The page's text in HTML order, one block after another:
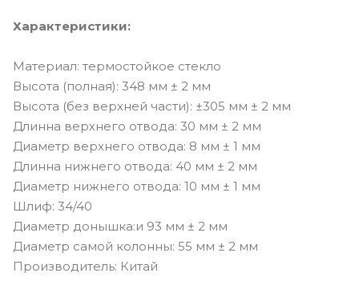
Характеристики:
Материал: термостойкое стекло
Высота (полная): 348 мм ± 2 мм
Высота (без верхней части): ±305 мм ± 2 мм
Длинна верхнего отвода: 30 мм ± 2 мм
Диаметр верхнего отвода: 8 мм ± 1 мм
Длинна нижнего отвода: 40 мм ± 2 мм
Диаметр нижнего отвода: 10 мм ± 1 мм
Шлиф: 34/40
Диаметр донышка:и 93 мм ± 2 мм
Диаметр самой колонны: 55 мм ± 2 мм
Производитель: Китай